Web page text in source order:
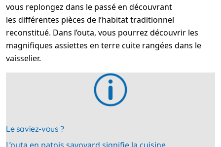
vous replongez dans le passé en découvrant
les différentes pièces de l’habitat traditionnel
reconstitué. Dans l’outa, vous pourrez découvrir les
magnifiques assiettes en terre cuite rangées dans le
vaisselier.
Le saviez-vous ?